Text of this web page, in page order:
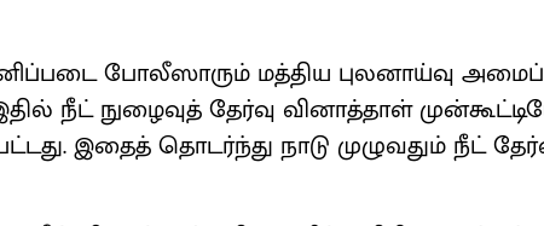
போலீ​ஸாரும் மத்​திய புல​னாய்வு
நீட் நுழைவுத் தேர்வு வினாத்​தாள்
இதைத் தொடர்ந்து நாடு முழு​வதும் நீட்